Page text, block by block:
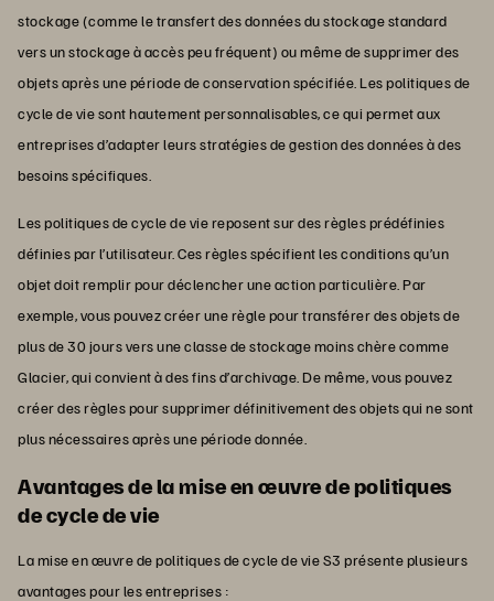
stockage (comme le transfert des données du stockage standard
vers un stockage à accès peu fréquent) ou même de supprimer des
objets après une période de conservation spécifiée. Les politiques de
cycle de vie sont hautement personnalisables, ce qui permet aux
entreprises d’adapter leurs stratégies de gestion des données à des
besoins spécifiques.
Les politiques de cycle de vie reposent sur des règles prédéfinies
définies par l’utilisateur. Ces règles spécifient les conditions qu’un
objet doit remplir pour déclencher une action particulière. Par
exemple, vous pouvez créer une règle pour transférer des objets de
plus de 30 jours vers une classe de stockage moins chère comme
Glacier, qui convient à des fins d’archivage. De même, vous pouvez
créer des règles pour supprimer définitivement des objets qui ne sont
plus nécessaires après une période donnée.
Avantages de la mise en œuvre de politiques
de cycle de vie
La mise en œuvre de politiques de cycle de vie S3 présente plusieurs
avantages pour les entreprises :